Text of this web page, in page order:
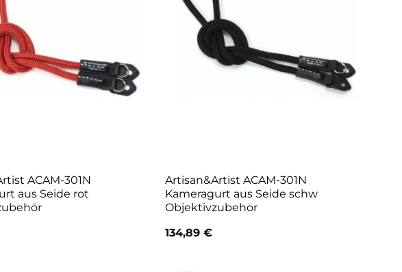
ACAM-301N
aus Seide rot
Artisan&Artist ACAM-301N
Kameragurt aus Seide schw
Objektivzubehör
134,89 €